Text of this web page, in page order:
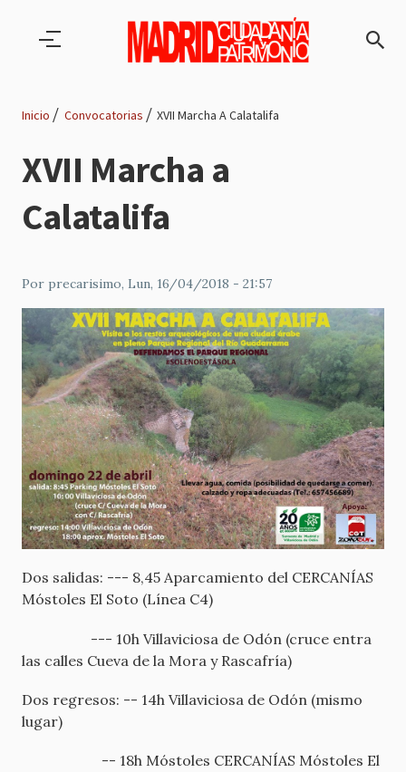
Ruta
de
navegación
Inicio Convocatorias XVII Marcha A Calatalifa
XVII Marcha a
Calatalifa
Por precarisimo, Lun, 16/04/2018 - 21:57
Dos salidas: --- 8,45 Aparcamiento del CERCANÍAS
Móstoles El Soto (Línea C4)
--- 10h Villaviciosa de Odón (cruce entra
las calles Cueva de la Mora y Rascafría)
Dos regresos: -- 14h Villaviciosa de Odón (mismo
lugar)
-- 18h Móstoles CERCANÍAS Móstoles El